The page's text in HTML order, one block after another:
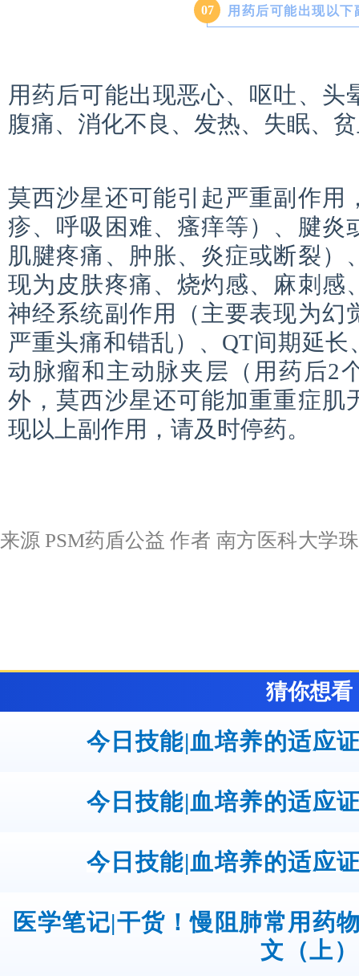
07 用药后可能出现以下
用药后可能出现恶心、呕吐、头
腹痛、消化不良、发热、失眠、
莫西沙星还可能引起严重副作用
疹、呼吸困难、瘙痒等）、腱炎
肌腱疼痛、肿胀、炎症或断裂）
现为皮肤疼痛、烧灼感、麻刺感
神经系统副作用（主要表现为幻
严重头痛和错乱）、QT间期延
动脉瘤和主动脉夹层（用药后2
外，莫西沙星还可能加重重症肌
现以上副作用，请及时停药。
来源 PSM药盾公益 作者 南方医科大学
猜你想看
今日技能|血培养的适应
今日技能|血培养的适应
今日技能|血培养的适应
医学笔记|干货！慢阻肺常用药
文（上）